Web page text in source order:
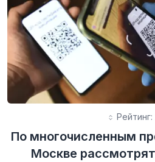
Рейтинг:
По многочисленным
Москве